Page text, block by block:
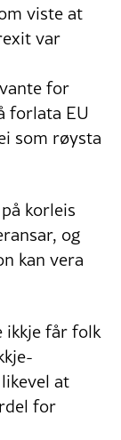
viste at
var
for
forlata EU
som røysta
korleis
og
kan vera
ikkje får folk
at
for